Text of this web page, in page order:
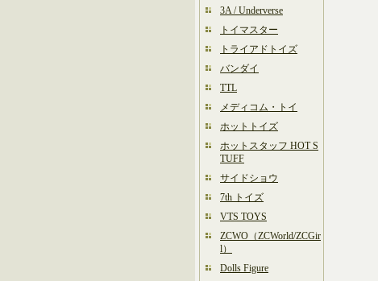
3A / Underverse
トイマスター
トライアドトイズ
バンダイ
TTL
メディコム・トイ
ホットトイズ
ホットスタッフ HOT S
TUFF
サイドショウ
7th トイズ
VTS TOYS
ZCWO（ZCWorld/ZCGir
l）
Dolls Figure